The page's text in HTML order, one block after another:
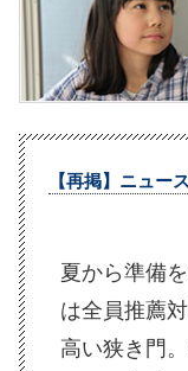
【再掲】ニュー
夏から準備
は全員推薦
高い狭き門